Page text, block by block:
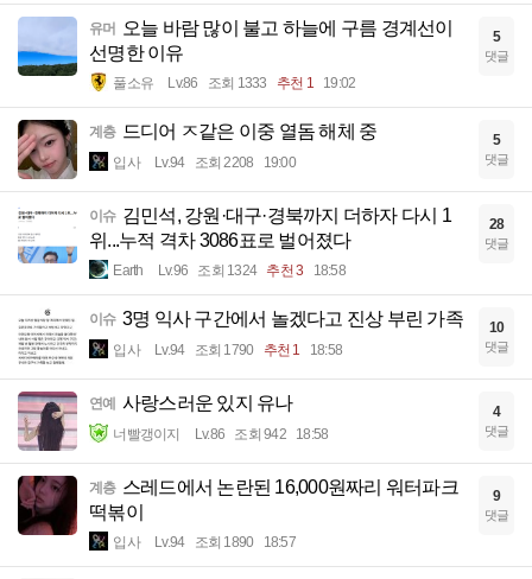
유머
오늘 바람 많이 불고 하늘에 구름 경계선이
선명한 이유
풀소유 Lv.86 조회 1333 추천 1 19:02
5
댓글
계층 드디어 ㅈ같은 이중 열돔 해체 중
입사 Lv.94 조회 2208 19:00
5
댓글
이슈 김민석, 강원·대구·경북까지 더하자 다시 1
위...누적 격차 3086표로 벌어졌다
Earth Lv.96 조회 1324 추천 3 18:58
28
댓글
이슈 3명 익사 구간에서 놀겠다고 진상 부린 가족
입사 Lv.94 조회 1790 추천 1 18:58
10
댓글
연예 사랑스러운 있지 유나
너빨갱이지 Lv.86 조회 942 18:58
4
댓글
계층 스레드에서 논란된 16,000원짜리 워터파크
떡볶이
입사 Lv.94 조회 1890 18:57
9
댓글